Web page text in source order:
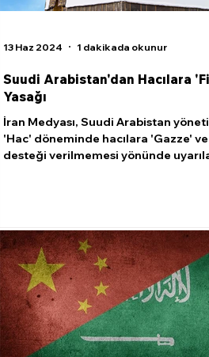
Suudi Arabistan'dan Hacılara
Yasağı
İran Medyası, Suudi Arabistan
'Hac' döneminde hacılara 'Gazze'
desteği verilmemesi yönünde
13 Haz 2024 1 dakikada okunur